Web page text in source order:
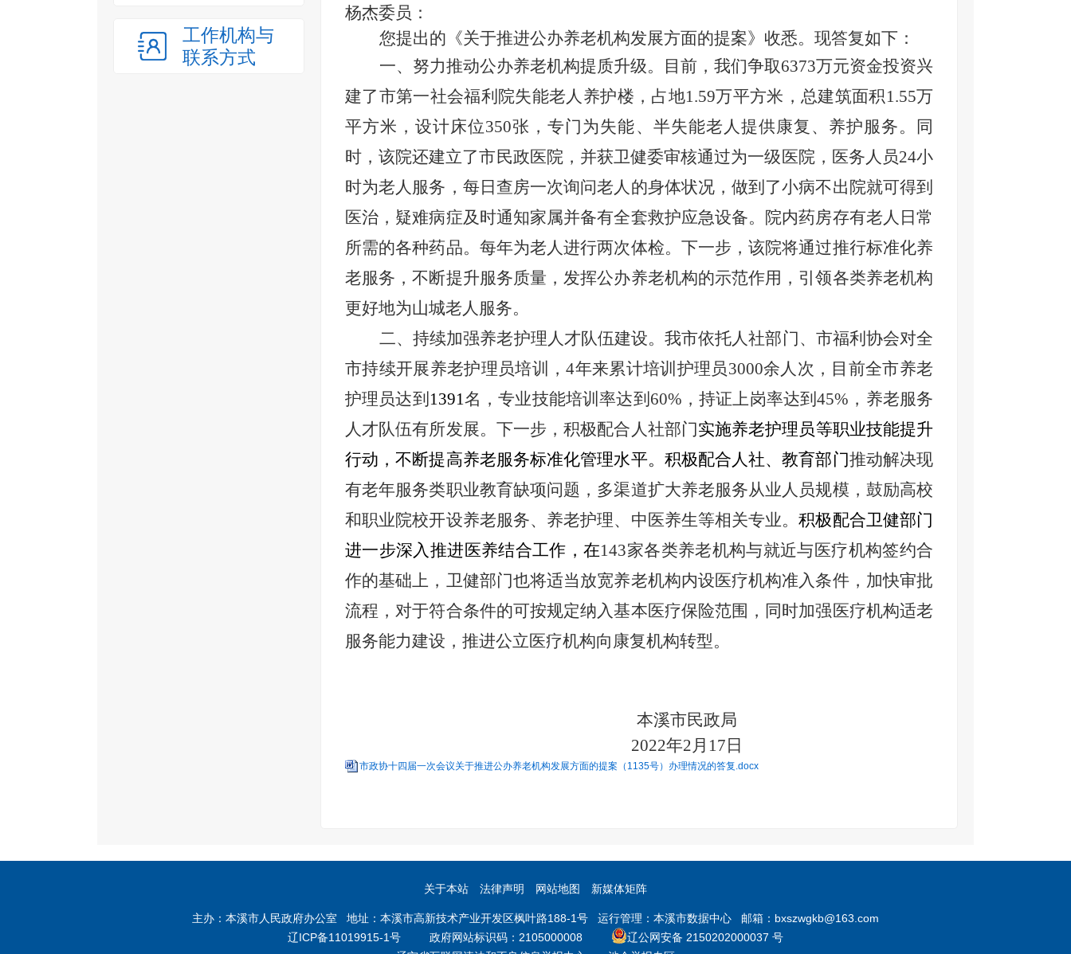
工作机构与
联系方式
杨杰委员：
您提出的《关于推进公办养老机构发展方面的提案》收悉。现答复如下：
一、 努力推动公办养老机构提质升级。 目前，我们争取6373万元资金投资兴
建了市第一社会福利院失能老人养护楼，占地1.59万平方米，总建筑面积1.55万
平方米，设计床位350张 ，专门为失能、半失能老人提供康复、养护服务。
同
时，该院还建立了市民政医院， 并获卫健委审核通过为一级医院，医务人员24小
时为老人服务，每日查房一次询问老人的身体状况，做到了小病不出院就可得到
医治，疑难病症及时通知家属并备有全套救护应急设备。院内药房存有老人日常
所需的各种药品。每年为老人进行两次体检。 下一步，该院将通过推行标准化养
老服务，不断提升服务质量，发挥公办养老机构的示范作用，引领各类养老机构
更好地为山城老人服务。
二、持续加强养老护理 人才队伍建设。我市依托人社部门、市福利协会对全
市持续开展养老护理员培训，4年来累计培训护理员3000余人次，目前全市养老
护理员达到 1391名，专业技能培训率达到60%，持证上岗率达到45%，养老服务
人才队伍有所发展。 下一步，积极配合人社部门实施养老护理员等职业技能提升
行动，不断提高养老服务标准化管理水平。 积极配合人社、教育部门推动解决现
有老年服务类职业教育缺项问题 ， 多渠道扩大养老服务从业人员规模 ， 鼓励高校
和职业院校开设养老服务、养老护理、中医养生等相关专业。积极配合卫健部门
进一步深入推进医养结合工作 ，在143家各类养老机构与就近与医疗机构签约合
作的基础上 ， 卫健部门也将适当放宽养老机构内设医疗机构准入条件，加快审批
流程，对于符合条件的可按规定纳入基本医疗保险范围 ， 同时加强医疗机构适老
服务能力建设 ， 推进公立医疗机构向康复机构转型。
本溪市民政局
2022年2月 17 日
市政协十四届一次会议关于推进公办养老机构发展方面的提案（1135号）办理情况的答复.docx
关于本站 法律声明 网站地图 新媒体矩阵
主办：本溪市人民政府办公室 地址：本溪市高新技术产业开发区枫叶路188-1号 运行管理：本溪市数据中心 邮箱：bxszwgkb@163.com
辽ICP备11019915-1号 政府网站标识码：2105000008
辽公网安备 2150202000037 号